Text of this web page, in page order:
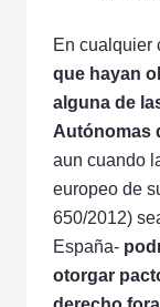
En cualquier
que hayan
alguna de
Autónomas
aun cuando
europeo de
650/2012)
España-
otorgar